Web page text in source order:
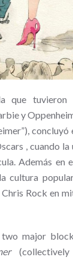
que tuvieron
y
concluyó
, cuando
Además en
cultura
Rock en
major
(collectively